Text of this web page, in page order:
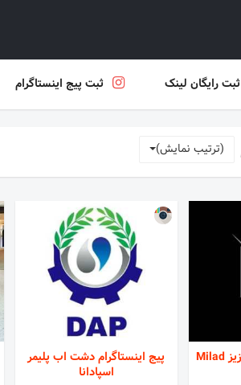
ثبت رایگان لینک ثبت پیج اینستاگرام
(ترتیب نمایش)
پیج اینستاگرام میلاد عزیز Milad
پیج اینستاگرام دشت اب پلیمر
اسپادانا